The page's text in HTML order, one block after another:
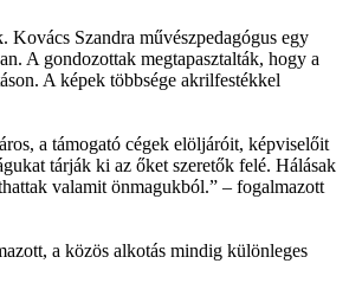
Szandra művészpedagógus egy
A gondozottak megtapasztalták, hogy a
A képek többsége akrilfestékkel
a támogató cégek elöljáróit, képviselőit
tárják ki az őket szeretők felé. Hálásak
valamit önmagukból.” – fogalmazott
a közös alkotás mindig különleges